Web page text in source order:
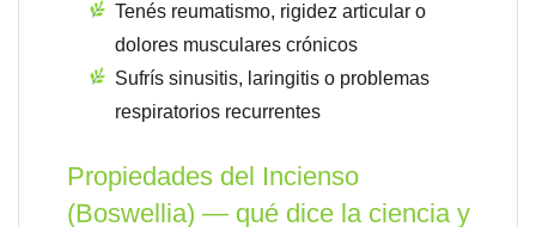
Tenés reumatismo, rigidez articular o
dolores musculares crónicos
Sufrís sinusitis, laringitis o problemas
respiratorios recurrentes
Propiedades del Incienso
(Boswellia) — qué dice la ciencia y